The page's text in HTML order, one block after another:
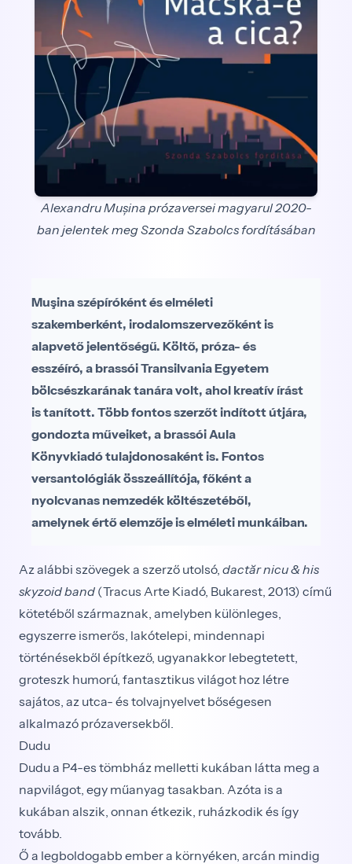
Alexandru Mușina prózaversei magyarul 2020-
ban jelentek meg Szonda Szabolcs fordításában
Muşina szépíróként és elméleti
szakemberként, irodalomszervezőként is
alapvető jelentőségű. Költő, próza- és
esszéíró, a brassói Transilvania Egyetem
bölcsészkarának tanára volt, ahol kreatív írást
is tanított. Több fontos szerzőt indított útjára,
gondozta műveiket, a brassói Aula
Könyvkiadó tulajdonosaként is. Fontos
versantológiák összeállítója, főként a
nyolcvanas nemzedék költészetéből,
amelynek értő elemzője is elméleti munkáiban.
Az alábbi szövegek a szerző utolsó, dactăr nicu & his
skyzoid band (Tracus Arte Kiadó, Bukarest, 2013) című
kötetéből származnak, amelyben különleges,
egyszerre ismerős, lakótelepi, mindennapi
történésekből építkező, ugyanakkor lebegtetett,
groteszk humorú, fantasztikus világot hoz létre
sajátos, az utca- és tolvajnyelvet bőségesen
alkalmazó prózaversekből.
Dudu
Dudu a P4-es tömbház melletti kukában látta meg a
napvilágot, egy műanyag tasakban. Azóta is a
kukában alszik, onnan étkezik, ruházkodik és így
tovább.
Ő a legboldogabb ember a környéken, arcán mindig